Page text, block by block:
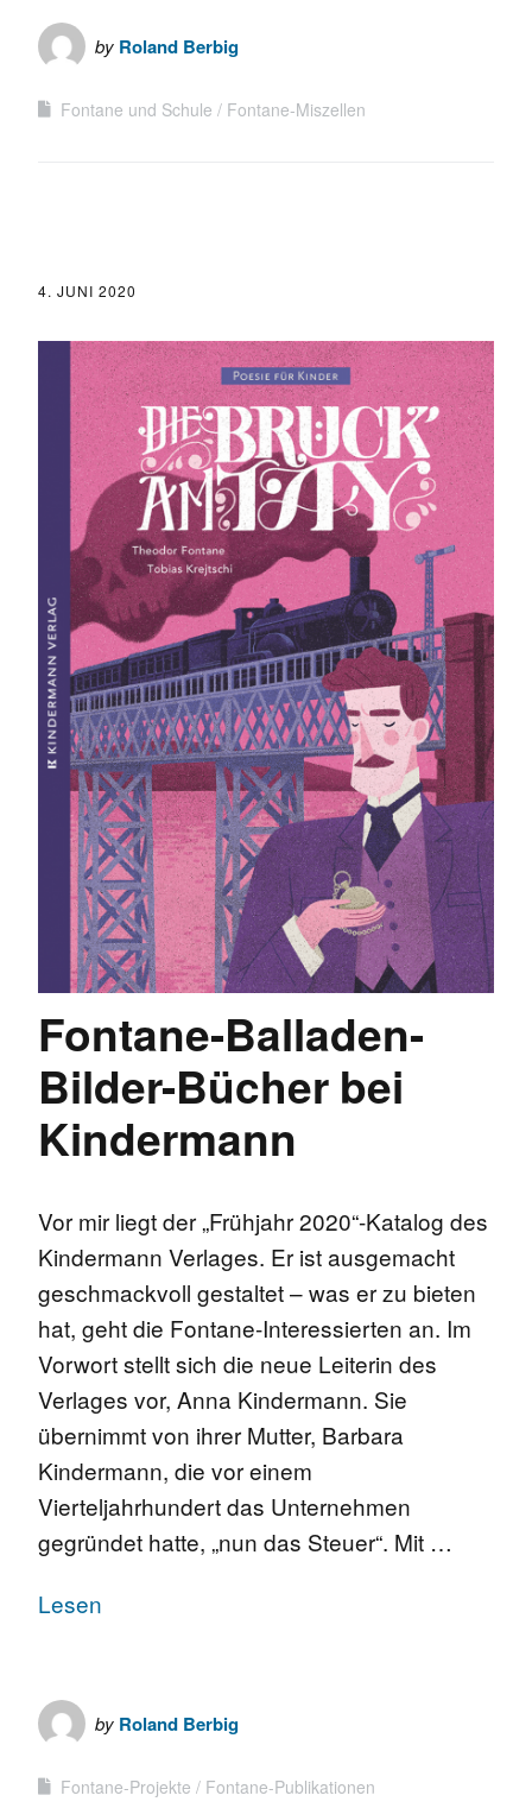
by Roland Berbig
Fontane und Schule Fontane-Miszellen
4. JUNI 2020
Fontane-Balladen-
Bilder-Bücher bei
Kindermann
Vor mir liegt der „Frühjahr 2020“-Katalog des
Kindermann Verlages. Er ist ausgemacht
geschmackvoll gestaltet – was er zu bieten
hat, geht die Fontane-Interessierten an. Im
Vorwort stellt sich die neue Leiterin des
Verlages vor, Anna Kindermann. Sie
übernimmt von ihrer Mutter, Barbara
Kindermann, die vor einem
Vierteljahrhundert das Unternehmen
gegründet hatte, „nun das Steuer“. Mit …
Lesen
by Roland Berbig
Fontane-Projekte Fontane-Publikationen